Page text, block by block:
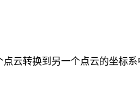
云转换到另一个点云的坐标系